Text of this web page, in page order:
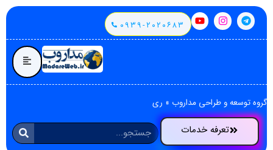
۰۹۳۹-۲۰۲۰۶۸۳
گروه توسعه و طراحی مداروب » ری
تعرفه خدمات